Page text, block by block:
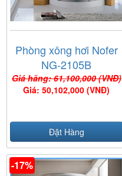
Phòng xông hơi Nofer
NG-2105B
Giá hãng: 61,100,000 (VNĐ)
Giá: 50,102,000 (VNĐ)
Đặt Hàng
-17%